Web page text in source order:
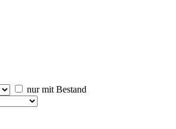
nur mit Bestand